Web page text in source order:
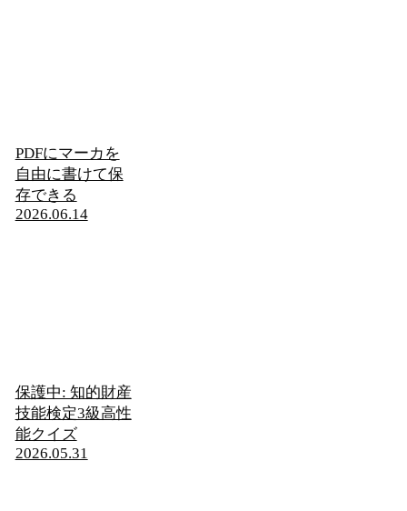
PDFにマーカを
自由に書けて保
存できる
2026.06.14
保護中: 知的財産
技能検定3級高性
能クイズ
2026.05.31